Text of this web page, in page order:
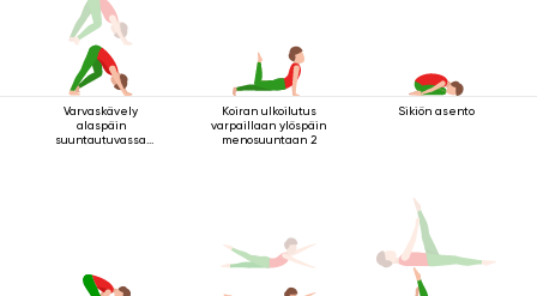
Varvaskävely
alaspäin
suuntautuvassa
Koiran ulkoilutus
varpaillaan ylöspäin
menosuuntaan 2
Sikiön asento